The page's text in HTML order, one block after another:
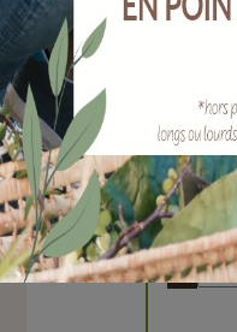
Ref : 083016024
EAN :
Marque :
TERAPLAST
Quantité :
Unité
-